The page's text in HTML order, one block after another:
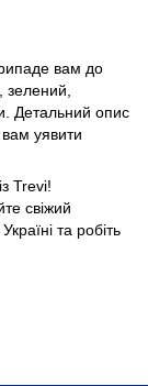
вам до
зелений,
Детальний опис
уявити
Trevi!
свіжий
та робіть